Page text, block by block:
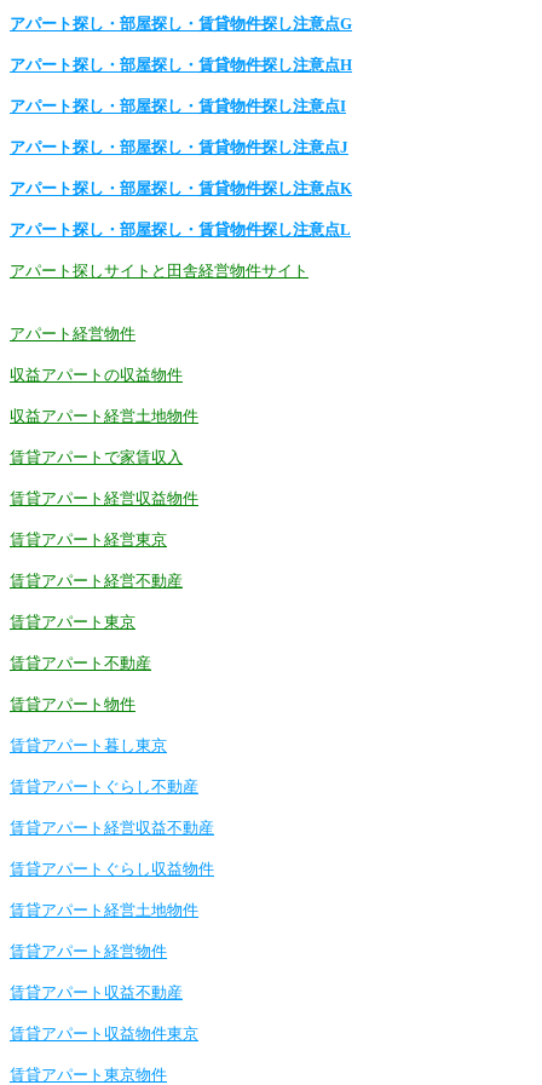
アパート探し・部屋探し・賃貸物件探し注意点G
アパート探し・部屋探し・賃貸物件探し注意点H
アパート探し・部屋探し・賃貸物件探し注意点I
アパート探し・部屋探し・賃貸物件探し注意点J
アパート探し・部屋探し・賃貸物件探し注意点K
アパート探し・部屋探し・賃貸物件探し注意点L
アパート探しサイトと田舎経営物件サイト
アパート経営物件
収益アパートの収益物件
収益アパート経営土地物件
賃貸アパートで家賃収入
賃貸アパート経営収益物件
賃貸アパート経営東京
賃貸アパート経営不動産
賃貸アパート東京
賃貸アパート不動産
賃貸アパート物件
賃貸アパート暮し東京
賃貸アパートぐらし不動産
賃貸アパート経営収益不動産
賃貸アパートぐらし収益物件
賃貸アパート経営土地物件
賃貸アパート経営物件
賃貸アパート収益不動産
賃貸アパート収益物件東京
賃貸アパート東京物件